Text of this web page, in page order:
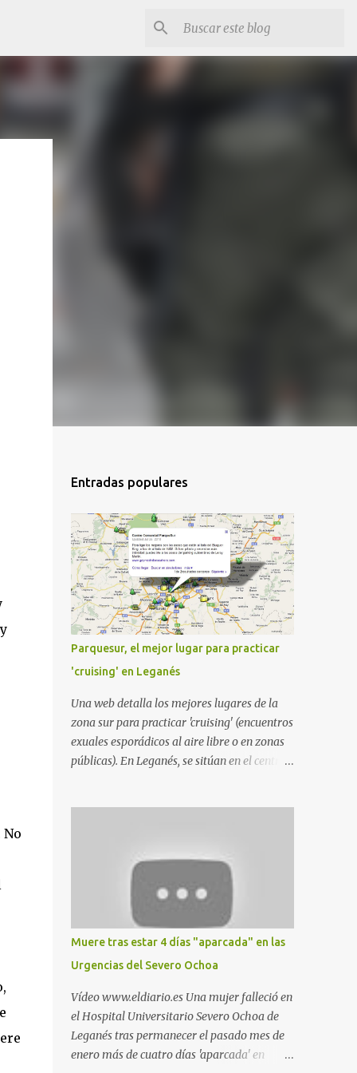
Entradas populares
Parquesur, el mejor lugar para practicar
'cruising' en Leganés
Una web detalla los mejores lugares de la
zona sur para practicar 'cruising' (encuentros
exuales esporádicos al aire libre o en zonas
públicas). En Leganés, se sitúan en el centro
indica esta información recopilada por los
propios practicantes. 'Ante la crisis, disfrute' ,
señalan. "Cruising: Parquesur: para ligar
baños junto a Burger King o H&M. Y si has
pillado pareja ocacional, parking
subterráneo de Leroy Merlin. Otro espacio
para el 'cruising' es enfrente al tanatorio
(junto al estadio municipal de Butarque) y
caminos entre el estadio y Plaza Nueva. Otro
lugar: Escombrera de Polvoranca, entre
Leganés y Móstoles También en el parque de
Muere tras estar 4 días "aparcada" en las
Urgencias del Severo Ochoa
Vídeo www.eldiario.es Una mujer falleció en
el Hospital Universitario Severo Ochoa de
Leganés tras permanecer el pasado mes de
enero más de cuatro días 'aparcada' en